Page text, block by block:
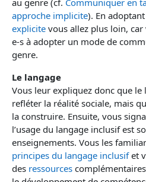
approche implicite). En
explicite vous allez plus loin,
e-s à adopter un mode de
genre.
Le langage
Vous leur expliquez donc que le
refléter la réalité sociale, mais
la construire. Ensuite, vous
l’usage du langage inclusif est
enseignements. Vous les
principes du langage inclusifet
des ressources